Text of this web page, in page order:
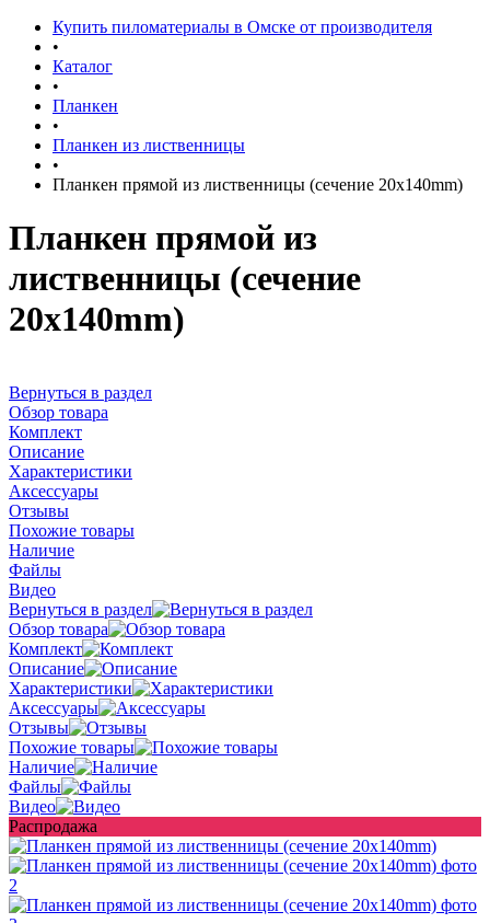
Купить пиломатериалы в Омске от производителя
•
Каталог
•
Планкен
•
Планкен из лиственницы
•
Планкен прямой из лиственницы (сечение 20х140mm)
Планкен прямой из
лиственницы (сечение
20х140mm)
Вернуться в раздел
Обзор товара
Комплект
Описание
Характеристики
Аксессуары
Отзывы
Похожие товары
Наличие
Файлы
Видео
Вернуться в раздел
Обзор товара
Комплект
Описание
Характеристики
Аксессуары
Отзывы
Похожие товары
Наличие
Файлы
Видео
Распродажа